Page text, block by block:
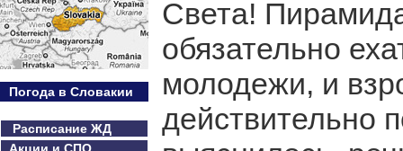
Погода в Словакии
Расписание ЖД
Света!
обязательно
молодежи, и
действительно